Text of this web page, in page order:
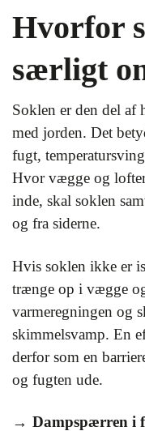
Hvorfor
særligt
Soklen er den del af
med jorden. Det
fugt,
Hvor vægge og
inde, skal soklen
og fra siderne.
Hvis soklen ikke er
trænge op i vægge
varmeregningen og
skimmelsvamp. En
derfor som en
og fugten ude.
Dampspærren i